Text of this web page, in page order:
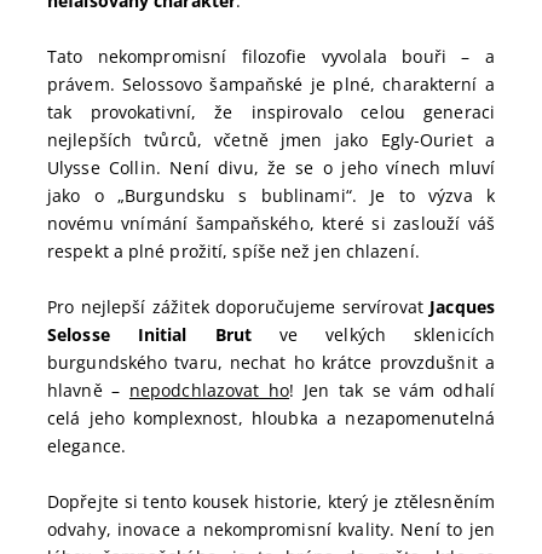
Tato nekompromisní filozofie vyvolala bouři – a
právem. Selossovo šampaňské je plné, charakterní a
tak provokativní, že inspirovalo celou generaci
nejlepších tvůrců, včetně jmen jako Egly-Ouriet a
Ulysse Collin. Není divu, že se o jeho vínech mluví
jako o „Burgundsku s bublinami“. Je to výzva k
novému vnímání šampaňského, které si zaslouží váš
respekt a plné prožití, spíše než jen chlazení.
Pro nejlepší zážitek doporučujeme servírovat Jacques
Selosse Initial Brutve velkých sklenicích
burgundského tvaru, nechat ho krátce provzdušnit a
hlavně – nepodchlazovat ho! Jen tak se vám odhalí
celá jeho komplexnost, hloubka a nezapomenutelná
elegance.
Dopřejte si tento kousek historie, který je ztělesněním
odvahy, inovace a nekompromisní kvality. Není to jen